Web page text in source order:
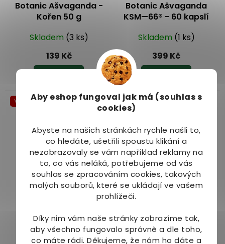
Aby eshop fungoval jak má (souhlas s
cookies)
Abyste na našich stránkách rychle našli to,
co hledáte, ušetřili spoustu klikání a
nezobrazovaly se vám například reklamy na
to, co vás neláká, potřebujeme od vás
souhlas se zpracováním cookies, takových
malých souborů, které se ukládají ve vašem
prohlížeči.
Díky nim vám naše stránky zobrazíme tak,
aby všechno fungovalo správně a dle toho,
co máte rádi. Děkujeme, že nám ho dáte a
Botanic Ašvaganda -
Kořen 50 g
Skladem (3 ks)
139 Kč
Botanic Ašvaganda
KSM—66® - 60 kapslí
Skladem (1 ks)
399 Kč
Více za méně
Botanic Ašvaganda
KSM—66® BIO - 20 g
199 Kč
Více za méně
Botanic Tolice vojtěška
(Alfalfa) - Extrakt z
listů s 30 % chlorofyl 60
299 Kč